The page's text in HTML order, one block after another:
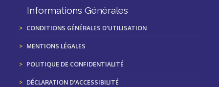
Informations Générales
CONDITIONS GÉNÉRALES D'UTILISATION
MENTIONS LÉGALES
POLITIQUE DE CONFIDENTIALITÉ
DÉCLARATION D'ACCESSIBILITÉ